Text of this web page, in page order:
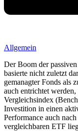
Allgemein
Der Boom der
basierte nicht zuletzt
gemanagter Fonds als
auch entrichtet
Vergleichsindex
Investition in einen
Performance auch
vergleichbaren ETF